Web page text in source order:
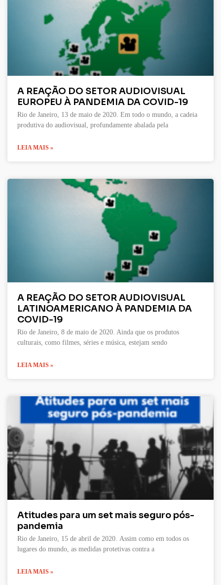
A REAÇÃO DO SETOR AUDIOVISUAL
EUROPEU À PANDEMIA DA COVID-19
Rio de Janeiro, 13 de maio de 2020. Em todo o mundo, a cadeia
produtiva do audiovisual, profundamente abalada pela
LEIA MAIS »
A REAÇÃO DO SETOR AUDIOVISUAL
LATINOAMERICANO À PANDEMIA DA
COVID-19
Rio de Janeiro, 8 de maio de 2020. Ainda que os produtos
culturais, como filmes, séries e música, estejam sendo
LEIA MAIS »
Atitudes para um set mais seguro pós-
pandemia
Rio de Janeiro, 15 de abril de 2020. Assim como em todos os
lugares do mundo, as medidas protetivas contra a
LEIA MAIS »